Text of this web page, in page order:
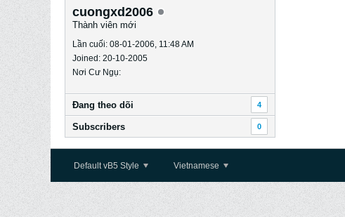
cuongxd2006
Thành viên mới
Lần cuối: 08-01-2006, 11:48 AM
Joined: 20-10-2005
Nơi Cư Ngụ:
Ðang theo dõi 4
Subscribers 0
Default vB5 Style Vietnamese